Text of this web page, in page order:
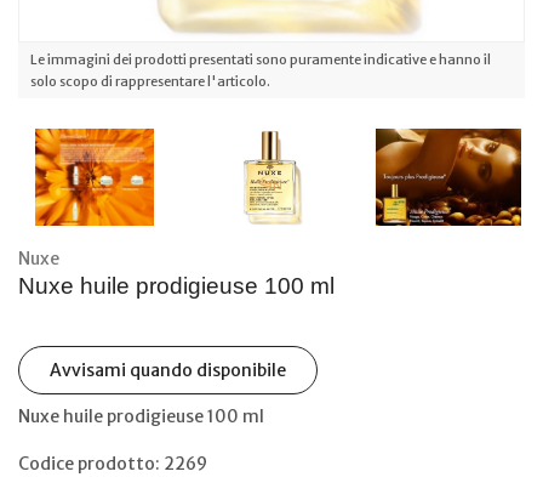
Le immagini dei prodotti presentati sono puramente indicative e hanno il
solo scopo di rappresentare l'articolo.
Nuxe
Nuxe huile prodigieuse 100 ml
Avvisami quando disponibile
Nuxe huile prodigieuse 100 ml
Codice prodotto: 2269